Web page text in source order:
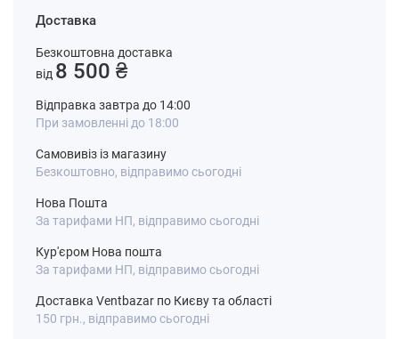
Доставка
Безкоштовна доставка
від 8 500 ₴
Відправка завтра до 14:00
При замовленні до 18:00
Самовивіз із магазину
Безкоштовно, відправимо сьогодні
Нова Пошта
За тарифами НП, відправимо сьогодні
Кур'єром Нова пошта
За тарифами НП, відправимо сьогодні
Доставка Ventbazar по Києву та області
150 грн., відправимо сьогодні